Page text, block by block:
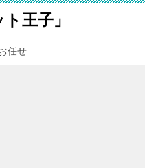
王子」
任せ